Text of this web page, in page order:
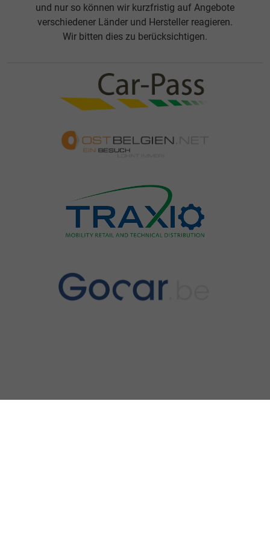
und nur so können wir kurzfristig auf Angebote
verschiedener Länder und Hersteller reagieren.
Wir bitten dies zu berücksichtigen.